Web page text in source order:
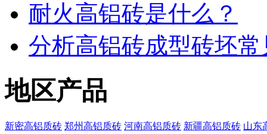
耐火高铝砖是什么？
分析高铝砖成型砖坯
地区产品
新密高铝质砖 郑州高铝质砖 河南高铝质砖 新疆高铝质砖 山东